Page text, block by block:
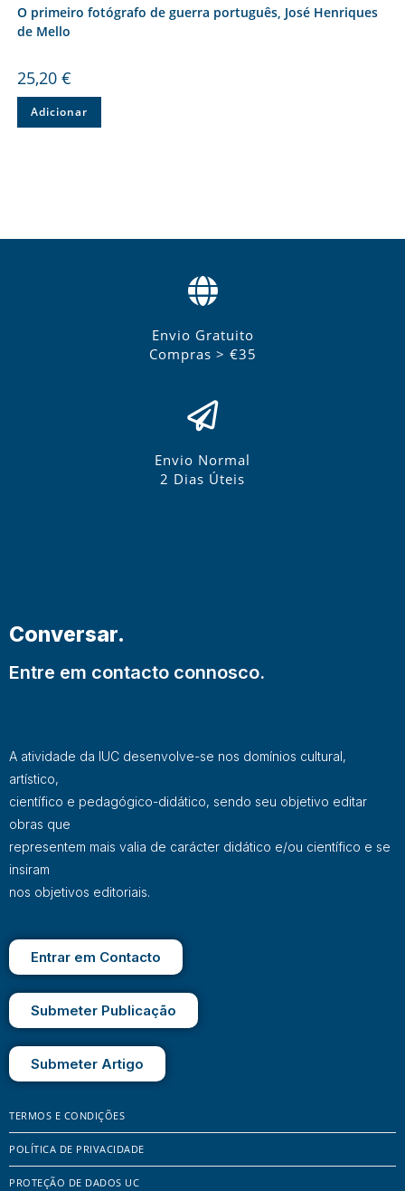
O primeiro fotógrafo de guerra português, José Henriques
de Mello
25,20 €
Adicionar
Envio Gratuito
Compras > €35
Envio Normal
2 Dias Úteis
Conversar.
Entre em contacto connosco.
A atividade da IUC desenvolve-se nos domínios cultural,
artístico,
científico e pedagógico-didático, sendo seu objetivo editar
obras que
representem mais valia de carácter didático e/ou científico e se
insiram
nos objetivos editoriais.
Entrar em Contacto
Submeter Publicação
Submeter Artigo
TERMOS E CONDIÇÕES
POLÍTICA DE PRIVACIDADE
PROTEÇÃO DE DADOS UC